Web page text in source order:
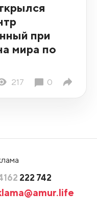
при
мира по
217 0
222 742